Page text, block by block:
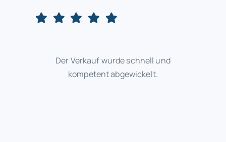
Der Verkauf wurde schnell und
kompetent abgewickelt.